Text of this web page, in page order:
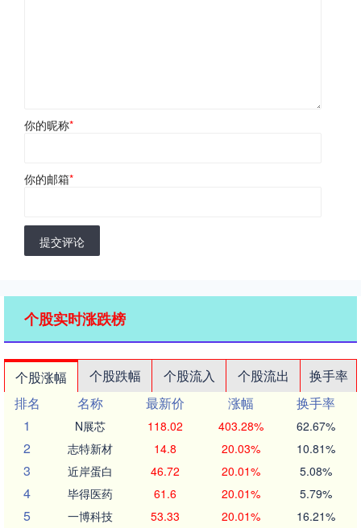
你的昵称*
你的邮箱*
提交评论
个股实时涨跌榜
个股涨幅 个股跌幅 个股流入 个股流出
换手率
排名
名称 最新价 涨幅
换手率
1
N展芯 118.02 403.28% 62.67%
2 志特新材 14.8 20.03% 10.81%
3 近岸蛋白 46.72 20.01% 5.08%
4 毕得医药 61.6 20.01% 5.79%
5 一博科技 53.33 20.01% 16.21%